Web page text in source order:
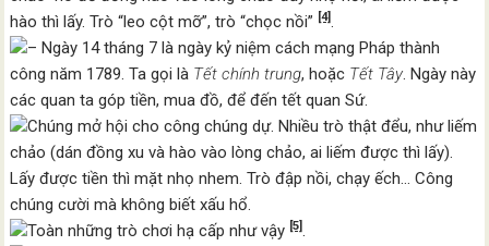
hào thì lấy. Trò “leo cột mỡ”, trò “chọc nồi”
[4].
– Ngày 14 tháng 7 là ngày kỷ niệm cách mạng Pháp thành
công năm 1789. Ta gọi là Tết chính trung, hoặc Tết Tây. Ngày này
các quan ta góp tiền, mua đồ, để đến tết quan Sứ.
Chúng mở hội cho công chúng dự. Nhiều trò thật đểu, như liếm
chảo (dán đồng xu và hào vào lòng chảo, ai liếm được thì lấy).
Lấy được tiền thì mặt nhọ nhem. Trò đập nồi, chạy ếch… Công
chúng cười mà không biết xấu hổ.
Toàn những trò chơi hạ cấp như vậy [5].